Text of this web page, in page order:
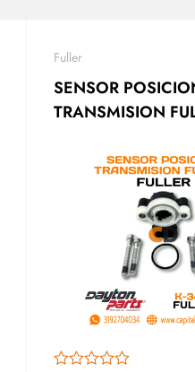
Fuller
SENSOR
TRANSMISION